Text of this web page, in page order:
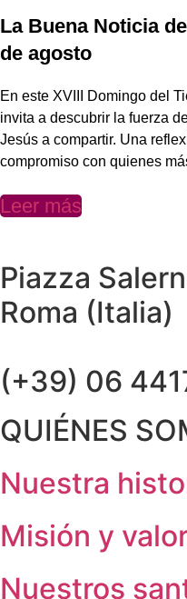
La Buena Noticia
de agosto
En este XVIII Domingo del
invita a descubrir la fuerza
Jesús a compartir. Una
compromiso con quienes
Leer más
Piazza
Roma (Italia)
(+39) 06
QUIÉNES
Nuestra
Misión y
Nuestros